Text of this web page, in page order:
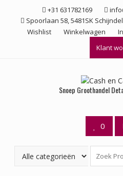
+31 631782169
Spoorlaan 58, 5481SK Schijndel
Wishlist
Winkelwagen
Klant
Snoep Groothandel
0